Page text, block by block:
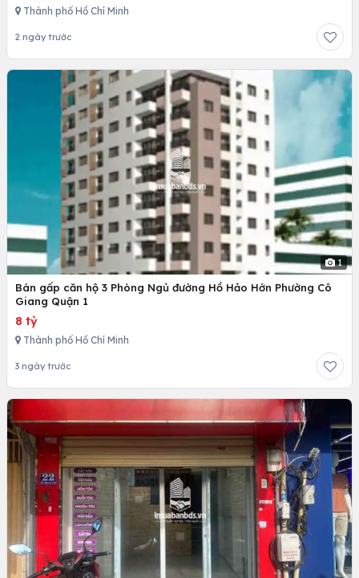
Thành phố Hồ Chí Minh
2 ngày trước
1
Bán gấp căn hộ 3 Phòng Ngủ đường Hồ Hảo Hớn Phường Cô
Giang Quận 1
8 tỷ
Thành phố Hồ Chí Minh
3 ngày trước